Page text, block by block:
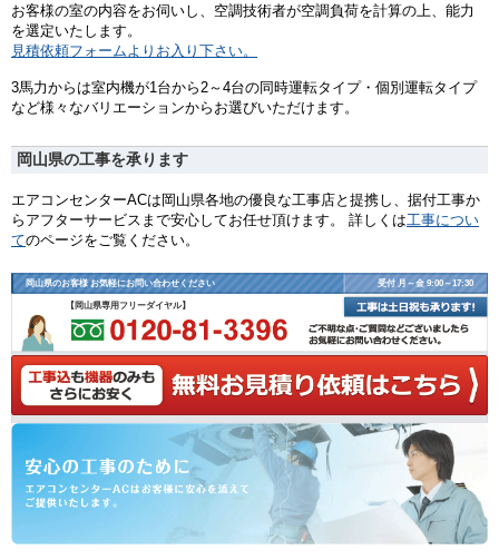
お客様の室の内容をお伺いし、空調技術者が空調負荷を計算の上、能力
を選定いたします。
見積依頼フォームよりお入り下さい。
3馬力からは室内機が1台から2～4台の同時運転タイプ・個別運転タイプ
など様々なバリエーションからお選びいただけます。
岡山県の工事を承ります
エアコンセンターACは岡山県各地の優良な工事店と提携し、据付工事か
らアフターサービスまで安心してお任せ頂けます。 詳しくは工事につい
てのページをご覧ください。
岡山県のお客様 お気軽にお問い合わせください 受付 月～金 9:00～17:30
【岡山県専用フリーダイヤル】